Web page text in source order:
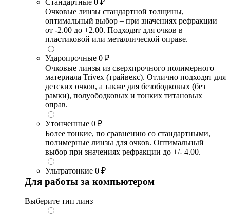
Очковые линзы стандартной толщины,
оптимальный выбор – при значениях рефракции
от -2.00 до +2.00. Подходят для очков в
пластиковой или металлической оправе.
Ударопрочные 0 ₽
Очковые линзы из сверхпрочного полимерного
материала Trivex (трайвекс). Отлично подходят для
детских очков, а также для безободковых (без
рамки), полуободковых и тонких титановых
оправ.
Утонченные 0 ₽
Более тонкие, по сравнению со стандартными,
полимерные линзы для очков. Оптимальный
выбор при значениях рефракции до +/- 4.00.
Ультратонкие 0 ₽
Для работы за компьютером
Выберите тип линз